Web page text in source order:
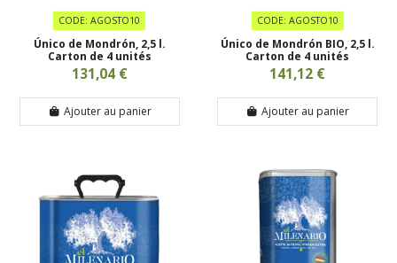
CODE: AGOSTO10
Único de Mondrón, 2,5 l.
Carton de 4 unités
131,04 €
Ajouter au panier
CODE: AGOSTO10
Único de Mondrón BIO, 2,5 l.
Carton de 4 unités
141,12 €
Ajouter au panier